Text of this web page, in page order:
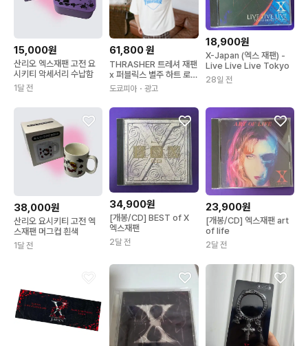
15,000원
산리오 엑스재팬 고전 요
시키티 악세서리 수납함
1달 전
61,800원
THRASHER 트레셔 재팬
x 퍼블릭스 별주 하트 로고
백프린트 반팔 티셔츠 4컬
러 일본직구
도쿄피아 ・광고
18,900원
X-Japan (엑스 재팬) -
Live Live Live Tokyo
28일 전
38,000원
산리오 요시키티 고전 엑
스재팬 머그컵 흰색
1달 전
34,900원
[개봉/CD] BEST of X
엑스재팬
2달 전
23,900원
[개봉/CD] 엑스재팬 art
of life
2달 전